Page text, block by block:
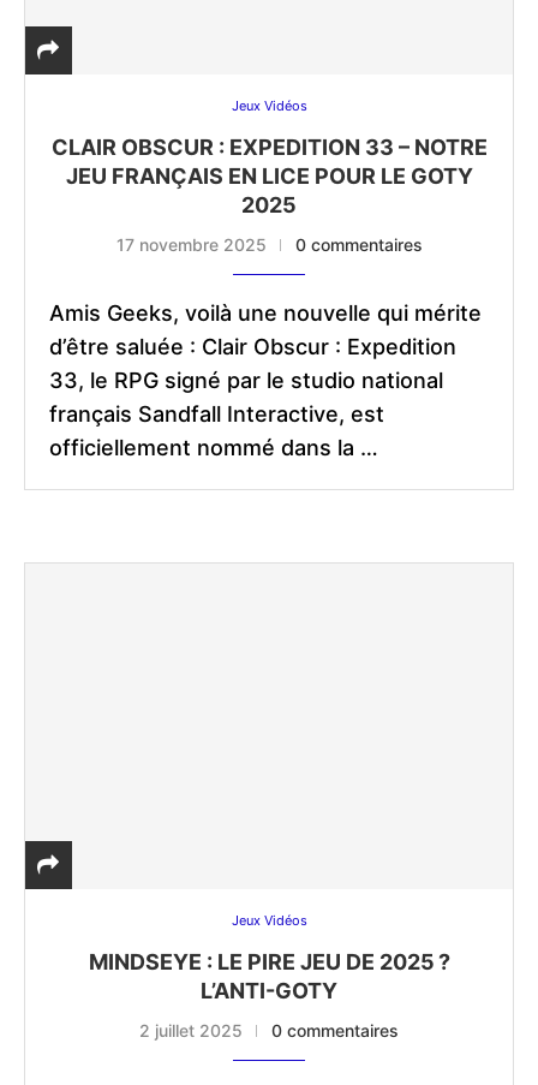
Jeux Vidéos
CLAIR OBSCUR : EXPEDITION 33 – NOTRE
JEU FRANÇAIS EN LICE POUR LE GOTY
2025
17 novembre 2025 0 commentaires
Amis Geeks, voilà une nouvelle qui mérite
d’être saluée : Clair Obscur : Expedition
33, le RPG signé par le studio national
français Sandfall Interactive, est
officiellement nommé dans la …
Jeux Vidéos
MINDSEYE : LE PIRE JEU DE 2025 ?
L’ANTI-GOTY
2 juillet 2025 0 commentaires